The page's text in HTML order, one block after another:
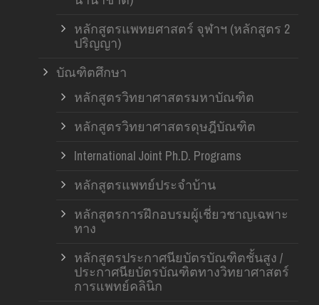
หลักสูตรแพทยศาสตร์ จุฬาฯ (หลักสูตร 2
ปริญญา)
บัณฑิตศึกษา
หลักสูตรวิทยาศาสตรมหาบัณฑิต
หลักสูตรวิทยาศาสตรดุษฎีบัณฑิต
International Joint Ph.D. Programs
หลักสูตรแพทย์ประจำบ้าน
หลักสูตรการฝึกอบรมผู้เชี่ยวชาญเฉพาะ
ทาง
หลักสูตรประกาศนียบัตรบัณฑิตชั้นสูง /
ประกาศนียบัตรบัณฑิตทางวิทยาศาสตร์
การแพทย์คลินิก